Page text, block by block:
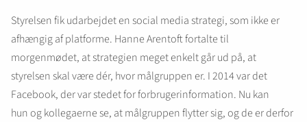
Styrelsen fik udarbejdet en social media strategi, som ikke er
afhængig af platforme. Hanne Arentoft fortalte til
morgenmødet, at strategien meget enkelt går ud på, at
styrelsen skal være dér, hvor målgruppen er. I 2014 var det
Facebook, der var stedet for forbrugerinformation. Nu kan
hun og kollegaerne se, at målgruppen flytter sig, og de er derfor